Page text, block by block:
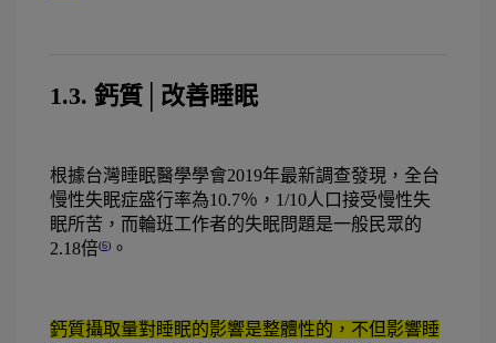
1.3. 鈣質│改善睡眠
根據台灣睡眠醫學學會2019年最新調查發現，全台
慢性失眠症盛行率為10.7％，1/10人口接受慢性失
眠所苦，而輪班工作者的失眠問題是一般民眾的
2.18倍(6) 。
鈣質攝取量對睡眠的影響是整體性的，不但影響睡